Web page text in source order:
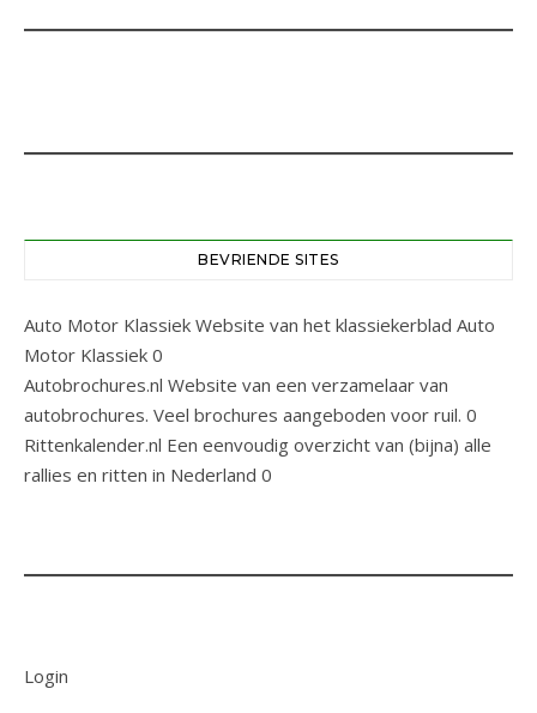
BEVRIENDE SITES
Auto Motor Klassiek Website van het klassiekerblad Auto
Motor Klassiek 0
Autobrochures.nl Website van een verzamelaar van
autobrochures. Veel brochures aangeboden voor ruil. 0
Rittenkalender.nl Een eenvoudig overzicht van (bijna) alle
rallies en ritten in Nederland 0
Login